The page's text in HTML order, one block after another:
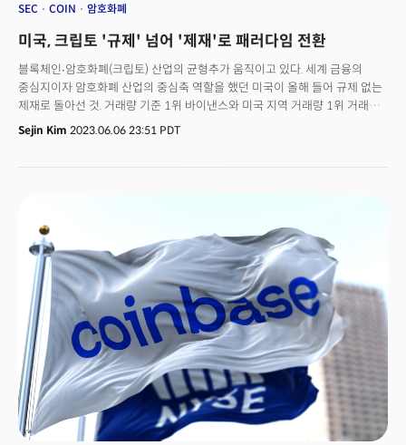
SEC COIN 암호화폐
미국, 크립토 '규제' 넘어 '제재'로 패러다임 전환
블록체인∙암호화폐(크립토) 산업의 균형추가 움직이고 있다. 세계 금융의
중심지이자 암호화폐 산업의 중심축 역할을 했던 미국이 올해 들어 규제 없는
제재로 돌아선 것. 거래량 기준 1위 바이낸스와 미국 지역 거래량 1위 거래소
코인베이스를 제소하면서 암호화폐 산업 옥죄기는 더 커지는 양상이다.
바이낸스에 적용한 주요 혐의는 사용자 자산 유용과 미국 법인이다. 사용자
사이 유럽과 중국, 중동은 이 틈을 파고들었다.
Sejin Kim 2023.06.06 23:51 PDT